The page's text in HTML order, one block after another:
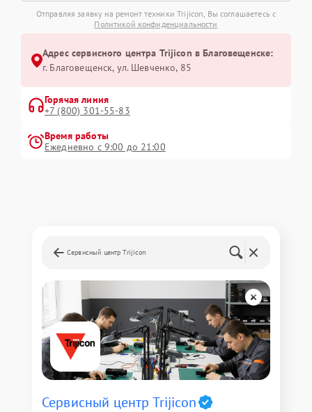
Отправляя заявку на ремонт техники Trijicon, Вы соглашаетесь с
Политикой конфиденциальности
Адрес сервисного центра Trijicon в Благовещенске:
г. Благовещенск, ул. Шевченко, 85
Горячая линия
+7 (800) 301-55-83
Время работы
Ежедневно с 9:00 до 21:00
Сервисный центр Trijicon
Сервисный центр Trijicon